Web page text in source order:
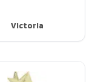
Victoria